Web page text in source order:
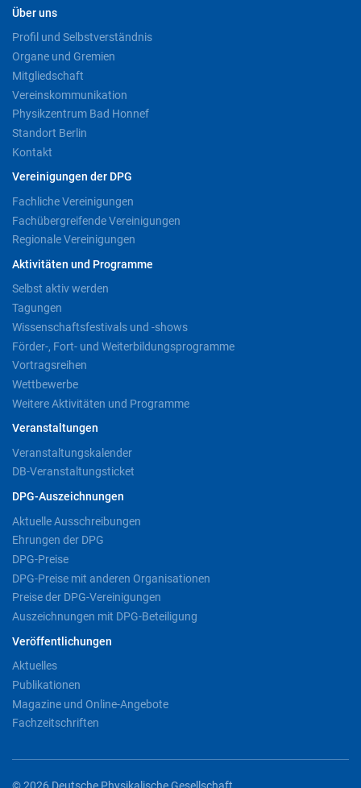
Über uns
Profil und Selbstverständnis
Organe und Gremien
Mitgliedschaft
Vereinskommunikation
Physikzentrum Bad Honnef
Standort Berlin
Kontakt
Vereinigungen der DPG
Fachliche Vereinigungen
Fachübergreifende Vereinigungen
Regionale Vereinigungen
Aktivitäten und Programme
Selbst aktiv werden
Tagungen
Wissenschaftsfestivals und -shows
Förder-, Fort- und Weiterbildungsprogramme
Vortragsreihen
Wettbewerbe
Weitere Aktivitäten und Programme
Veranstaltungen
Veranstaltungskalender
DB-Veranstaltungsticket
DPG-Auszeichnungen
Aktuelle Ausschreibungen
Ehrungen der DPG
DPG-Preise
DPG-Preise mit anderen Organisationen
Preise der DPG-Vereinigungen
Auszeichnungen mit DPG-Beteiligung
Veröffentlichungen
Aktuelles
Publikationen
Magazine und Online-Angebote
Fachzeitschriften